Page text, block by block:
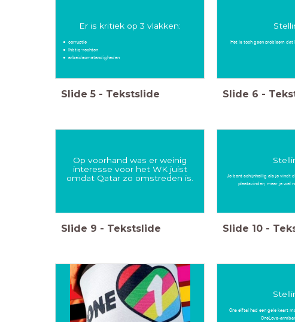
Er is kritiek op 3 vlakken:
corruptie
lhbtiq-rechten
arbeidsomstandigheden
Slide 5 - Tekstslide
Het is toch geen probleem dat
Slide 6 -
Op voorhand was er weinig
interesse voor het WK juist
omdat Qatar zo omstreden is.
Slide 9 - Tekstslide
Je bent schijnheilig als je vindt
plaatsvinden, maar je wel
Slide 10 -
Ons elftal had een gele kaart
OneLove-